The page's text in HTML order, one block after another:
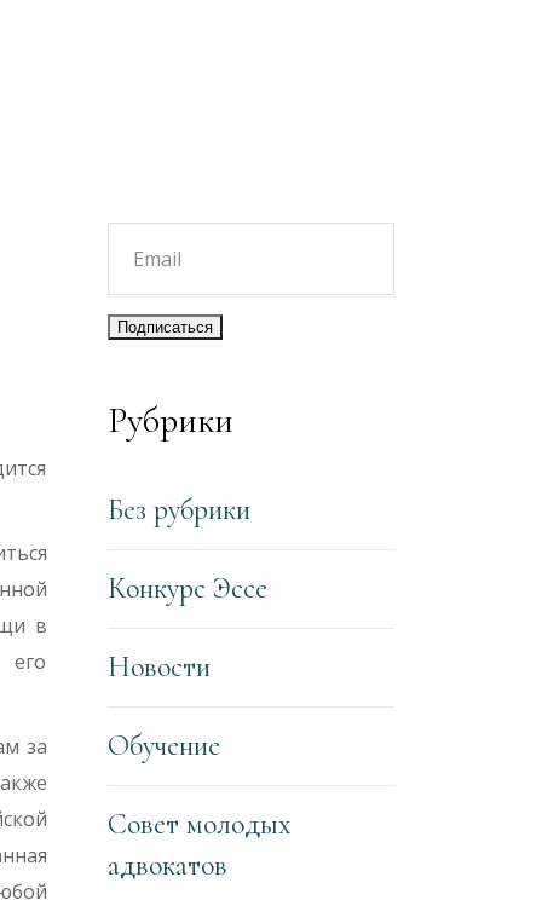
в
за
Рубрики
Без рубрики
Конкурс Эссе
Новости
Обучение
Совет молодых
адвокатов